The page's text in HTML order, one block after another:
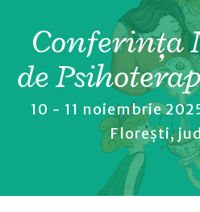
Conferinţa
de
10 - 11 noiembrie
Florești,